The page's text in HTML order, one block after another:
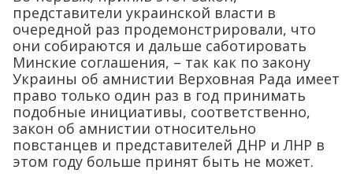
представители украинской власти в
очередной раз продемонстрировали, что
они собираются и дальше саботировать
Минские соглашения, – так как по закону
Украины об амнистии Верховная Рада имеет
право только один раз в год принимать
подобные инициативы, соответственно,
закон об амнистии относительно
повстанцев и представителей ДНР и ЛНР в
этом году больше принят быть не может.